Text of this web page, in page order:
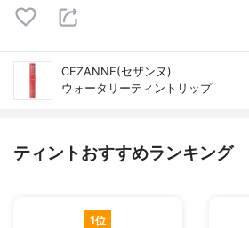
CEZANNE(セザンヌ)
ウォータリーティントリップ
ティントおすすめランキング
1位